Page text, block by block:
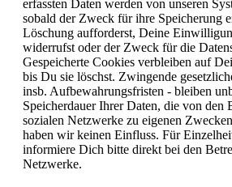
erfassten Daten werden von unseren
sobald der Zweck für ihre Speicherung
Löschung aufforderst, Deine
widerrufst oder der Zweck für die
Gespeicherte Cookies verbleiben auf
bis Du sie löschst. Zwingende
insb. Aufbewahrungsfristen - bleiben
Speicherdauer Ihrer Daten, die von den
sozialen Netzwerke zu eigenen
haben wir keinen Einfluss. Für
informiere Dich bitte direkt bei den
Netzwerke.